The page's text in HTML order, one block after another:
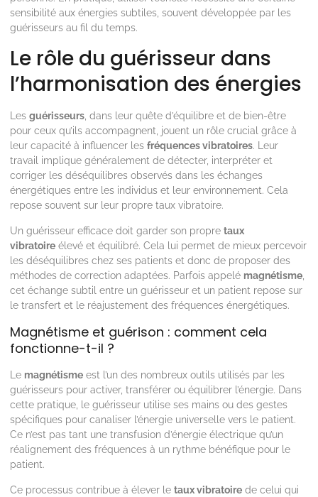
sensibilité aux énergies subtiles, souvent développée par les
guérisseurs au fil du temps.
Le rôle du guérisseur dans
l’harmonisation des énergies
Les guérisseurs , dans leur quête d’équilibre et de bien-être
pour ceux qu’ils accompagnent, jouent un rôle crucial grâce à
leur capacité à influencer les fréquences vibratoires. Leur
travail implique généralement de détecter, interpréter et
corriger les déséquilibres observés dans les échanges
énergétiques entre les individus et leur environnement. Cela
repose souvent sur leur propre taux vibratoire.
Un guérisseur efficace doit garder son propre taux
vibratoire élevé et équilibré. Cela lui permet de mieux percevoir
les déséquilibres chez ses patients et donc de proposer des
méthodes de correction adaptées. Parfois appelé magnétisme
cet échange subtil entre un guérisseur et un patient repose sur
le transfert et le réajustement des fréquences énergétiques.
Magnétisme et guérison : comment cela
fonctionne-t-il ?
Le magnétisme est l’un des nombreux outils utilisés par les
guérisseurs pour activer, transférer ou équilibrer l’énergie. Dans
cette pratique, le guérisseur utilise ses mains ou des gestes
spécifiques pour canaliser l’énergie universelle vers le patient.
Ce n’est pas tant une transfusion d’énergie électrique qu’un
réalignement des fréquences à un rythme bénéfique pour le
patient.
Ce processus contribue à élever le taux vibratoire de celui qui